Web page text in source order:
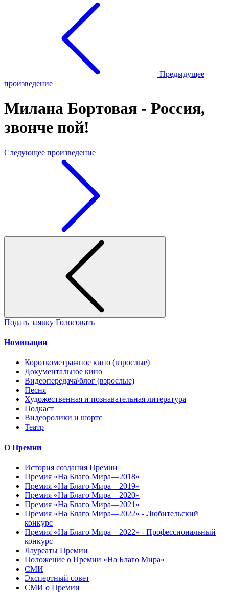
Предыдущее
произведение
Милана Бортовая - Россия,
звонче пой!
Следующее произведение
Подать заявку Голосовать
Номинации
Короткометражное кино (взрослые)
Документальное кино
Видеопередача\блог (взрослые)
Песня
Художественная и познавательная литература
Подкаст
Видеоролики и шортс
Театр
О Премии
История создания Премии
Премия «На Благо Мира—2018»
Премия «На Благо Мира—2019»
Премия «На Благо Мира—2020»
Премия «На Благо Мира—2021»
Премия «На Благо Мира—2022» - Любительский
конкурс
Премия «На Благо Мира—2022» - Профессиональный
конкурс
Лауреаты Премии
Положение о Премии «На Благо Мира»
СМИ
Экспертный совет
СМИ о Премии